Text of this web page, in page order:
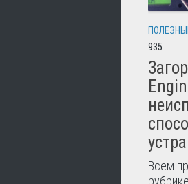
935
Всем